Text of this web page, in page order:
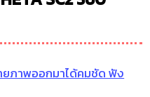
ยภาพออกมาได้คมชัด ฟัง